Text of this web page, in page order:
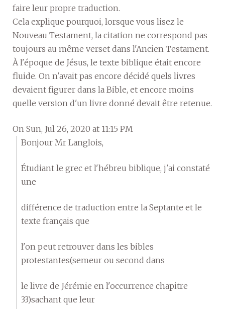
faire leur propre traduction.
Cela explique pourquoi, lorsque vous lisez le
Nouveau Testament, la citation ne correspond pas
toujours au même verset dans l'Ancien Testament.
À l'époque de Jésus, le texte biblique était encore
fluide. On n'avait pas encore décidé quels livres
devaient figurer dans la Bible, et encore moins
quelle version d'un livre donné devait être retenue.
On Sun, Jul 26, 2020 at 11:15 PM
Bonjour Mr Langlois,
Étudiant le grec et l'hébreu biblique, j'ai constaté
une
différence de traduction entre la Septante et le
texte français que
l'on peut retrouver dans les bibles
protestantes(semeur ou second dans
le livre de Jérémie en l'occurrence chapitre
33)sachant que leur